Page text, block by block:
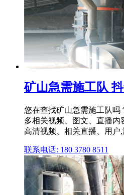
矿山急需施工队
您在查找矿山急需施工队吗
多相关视频、图文、直播
高清视频、相关直播、用户,
联系电话: 180 3780 8511